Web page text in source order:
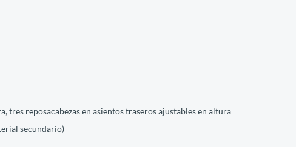
tres reposacabezas en asientos traseros ajustables en altura
secundario)